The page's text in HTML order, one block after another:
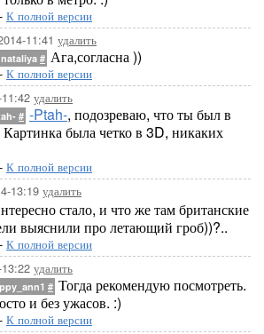
- К полной версии
11:41 удалить
# Ага,согласна ))
- К полной версии
удалить
# -Ptah-, подозреваю, что ты был в
была четко в 3D, никаких
- К полной версии
13:19 удалить
стало, и что же там британские
выяснили про летающий гроб))?..
- К полной версии
удалить
# Тогда рекомендую посмотреть.
и без ужасов. :)
- К полной версии